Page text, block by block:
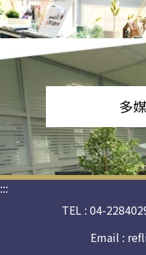
多
:::
TEL : 04-
Email :